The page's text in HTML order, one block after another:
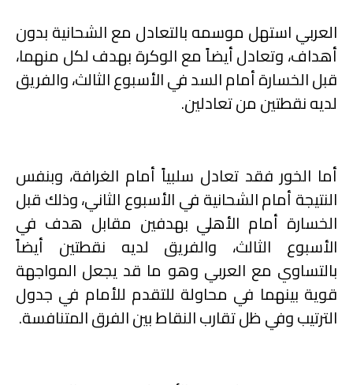
العربي استهل موسمه بالتعادل مع الشحانية بدون
أهداف، وتعادل أيضاً مع الوكرة بهدف لكل منهما،
قبل الخسارة أمام السد في الأسبوع الثالث، والفريق
لديه نقطتين من تعادلين.
أما الخور فقد تعادل سلبياً أمام الغرافة، وبنفس
النتيجة أمام الشحانية في الأسبوع الثاني، وذلك قبل
الخسارة أمام الأهلي بهدفين مقابل هدف في
الأسبوع الثالث، والفريق لديه نقطتين أيضاً
بالتساوي مع العربي وهو ما قد يجعل المواجهة
قوية بينهما في محاولة للتقدم للأمام في جدول
الترتيب وفي ظل تقارب النقاط بين الفرق المتنافسة.